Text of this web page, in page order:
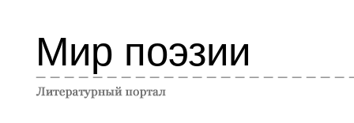
Мир поэзии